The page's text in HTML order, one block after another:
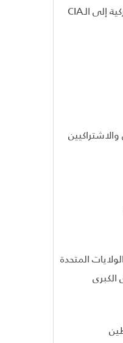
رسالة من الاستخبارات التركية إلى الـCIA
المتحدة